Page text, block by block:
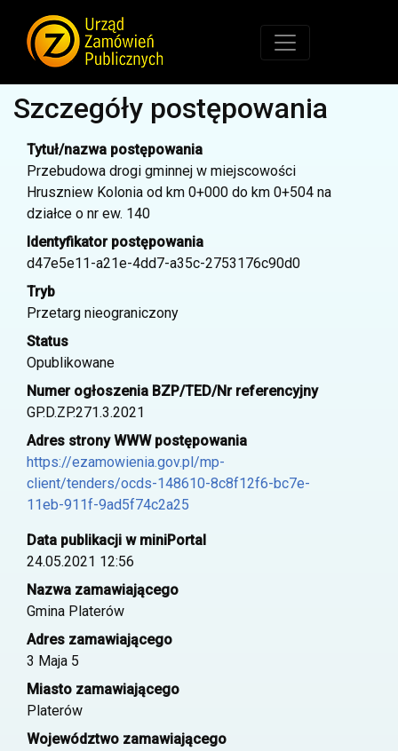
Szczegóły postępowania
Tytuł/nazwa postępowania
Przebudowa drogi gminnej w miejscowości
Hruszniew Kolonia od km 0+000 do km 0+504 na
działce o nr ew. 140
Identyfikator postępowania
d47e5e11-a21e-4dd7-a35c-2753176c90d0
Tryb
Przetarg nieograniczony
Status
Opublikowane
Numer ogłoszenia BZP/TED/Nr referencyjny
GP.D.ZP.271.3.2021
Adres strony WWW postępowania
https://ezamowienia.gov.pl/mp-
client/tenders/ocds-148610-8c8f12f6-bc7e-
11eb-911f-9ad5f74c2a25
Data publikacji w miniPortal
24.05.2021 12:56
Nazwa zamawiającego
Gmina Platerów
Adres zamawiającego
3 Maja 5
Miasto zamawiającego
Platerów
Województwo zamawiającego